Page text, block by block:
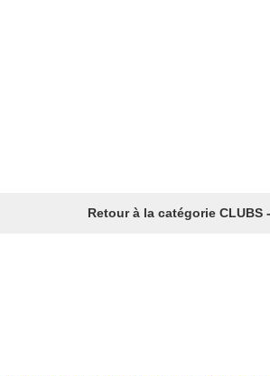
Retour à la catégorie CLUBS